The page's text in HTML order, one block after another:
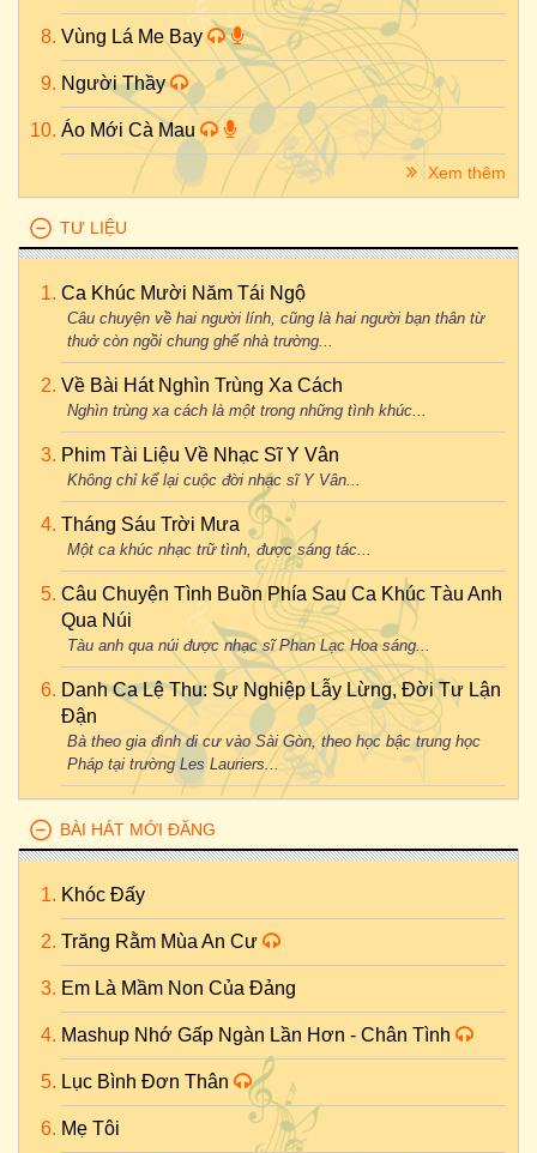
Vùng Lá Me Bay
Người Thầy
Áo Mới Cà Mau
Xem thêm
TƯ LIỆU
Ca Khúc Mười Năm Tái Ngộ
Câu chuyện về hai người lính, cũng là hai người bạn thân từ
thuở còn ngồi chung ghế nhà trường...
Về Bài Hát Nghìn Trùng Xa Cách
Nghìn trùng xa cách là một trong những tình khúc...
Phim Tài Liệu Về Nhạc Sĩ Y Vân
Không chỉ kể lại cuộc đời nhạc sĩ Y Vân...
Tháng Sáu Trời Mưa
Một ca khúc nhạc trữ tình, được sáng tác...
Câu Chuyện Tình Buồn Phía Sau Ca Khúc Tàu Anh
Qua Núi
Tàu anh qua núi được nhạc sĩ Phan Lạc Hoa sáng...
Danh Ca Lệ Thu: Sự Nghiệp Lẫy Lừng, Đời Tư Lận
Đận
Bà theo gia đình di cư vào Sài Gòn, theo học bậc trung học
Pháp tại trường Les Lauriers...
BÀI HÁT MỚI ĐĂNG
Khóc Đấy
Trăng Rằm Mùa An Cư
Em Là Mầm Non Của Đảng
Mashup Nhớ Gấp Ngàn Lần Hơn - Chân Tình
Lục Bình Đơn Thân
Mẹ Tôi